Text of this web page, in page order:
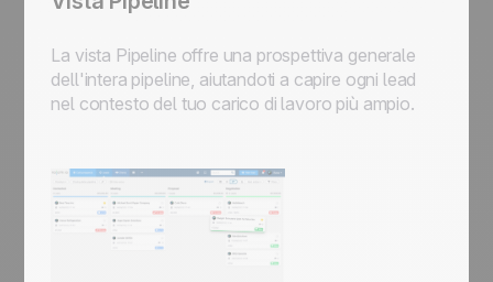
La vista Pipeline offre una prospettiva generale
dell'intera pipeline, aiutandoti a capire ogni lead
nel contesto del tuo carico di lavoro più ampio.